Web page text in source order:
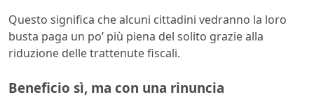
Questo significa che alcuni cittadini vedranno la loro
busta paga un po’ più piena del solito grazie alla
riduzione delle trattenute fiscali.
Beneficio sì, ma con una rinuncia